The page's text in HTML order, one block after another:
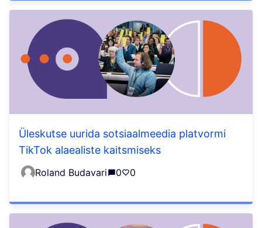
Üleskutse uurida sotsiaalmeedia platvormi
TikTok alaealiste kaitsmiseks
Roland Budavari 0 0